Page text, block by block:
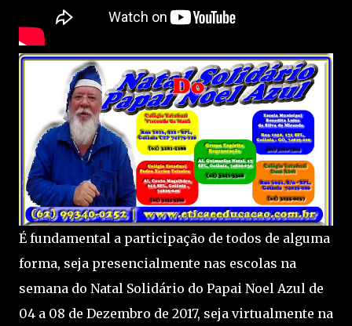
É fundamental a participação de todos de alguma
forma, seja presencialmente nas escolas na
semana do Natal Solidário do Papai Noel Azul de
04 a 08 de Dezembro de 2017, seja virtualmente na